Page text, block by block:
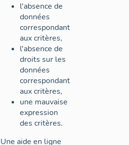
l'absence de
données
correspondant
aux critères,
l'absence de
droits sur les
données
correspondant
aux critères,
une mauvaise
expression
des critères.
Une aide en ligne